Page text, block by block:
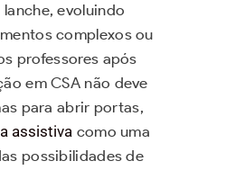
evoluindo
complexos ou
professores após
em CSA não deve
para abrir portas,
assistiva como uma
possibilidades de